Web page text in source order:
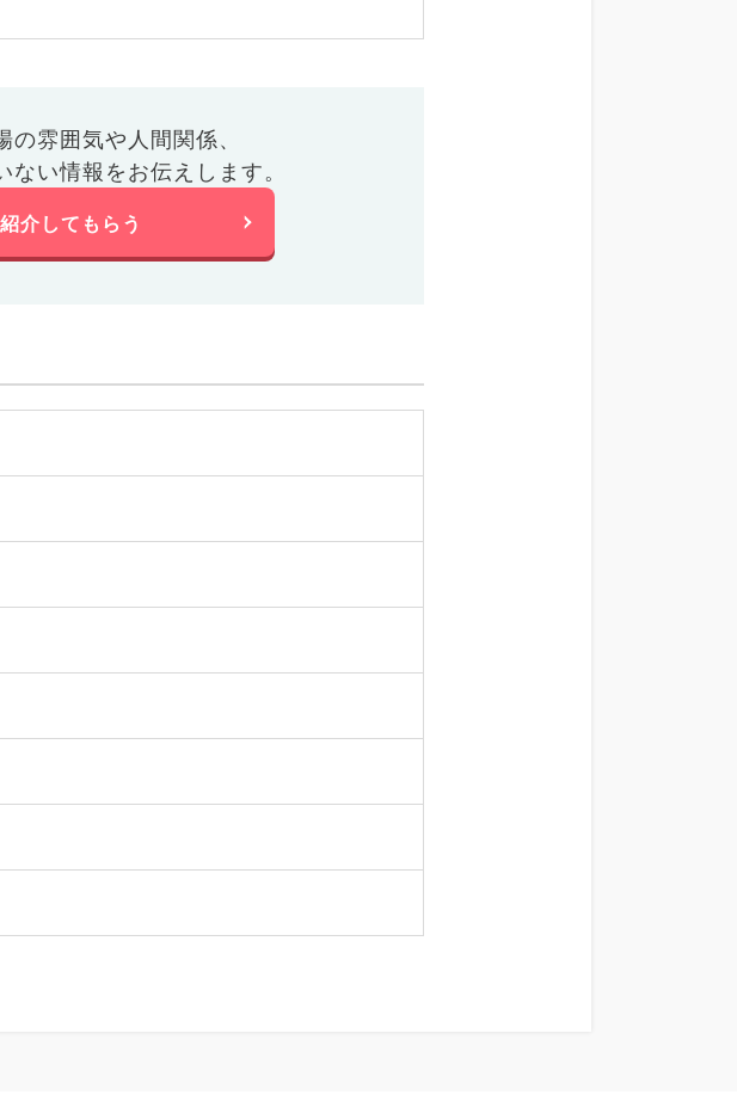
の雰囲気や人間関係、
い情報をお伝えします。
介してもらう